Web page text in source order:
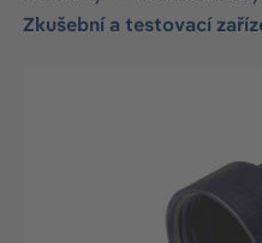
Zkušební a testovací